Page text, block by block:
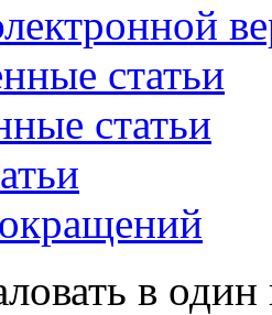
статьи
статьи
в